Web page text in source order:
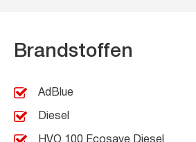
Brandstoffen
AdBlue
Diesel